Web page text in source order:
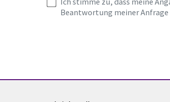
Beantwortung meiner